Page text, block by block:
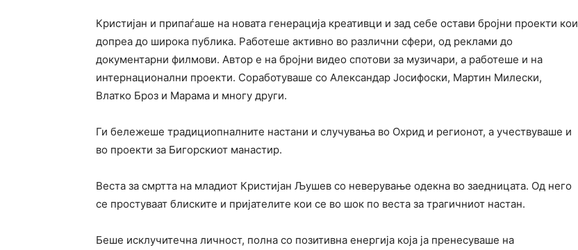
Кристијан и припаѓаше на новата генерација креативци и зад себе остави бројни проекти кои
допреа до широка публика. Работеше активно во различни сфери, од реклами до
документарни филмови. Автор е на бројни видео спотови за музичари, а работеше и на
интернационални проекти. Соработуваше со Александар Јосифоски, Мартин Милески,
Влатко Броз и Марама и многу други.
Ги бележеше традициопналните настани и случувања во Охрид и регионот, а учествуваше и
во проекти за Бигорскиот манастир.
Веста за смртта на младиот Кристијан Љушев со неверување одекна во заедницата. Од него
се простуваат блиските и пријателите кои се во шок по веста за трагичниот настан.
Беше исклучитечна личност, полна со позитивна енергија која ја пренесуваше на